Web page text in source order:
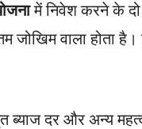
में निवेश करने के
जोखिम वाला होता
दर और अन्य